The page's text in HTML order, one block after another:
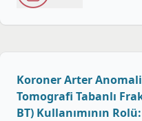
Koroner Arter
Tomografi Tabanlı
BT) Kullanımının